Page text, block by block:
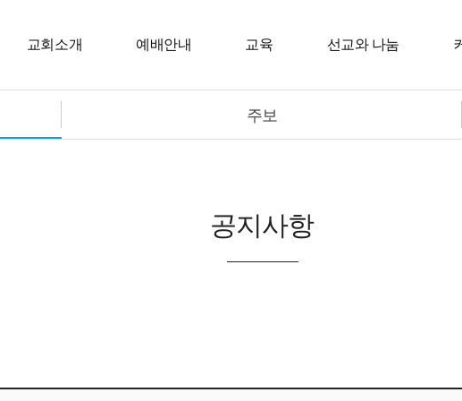
교회소개 예배안내 교육 선교와 나눔
주보
공지사항